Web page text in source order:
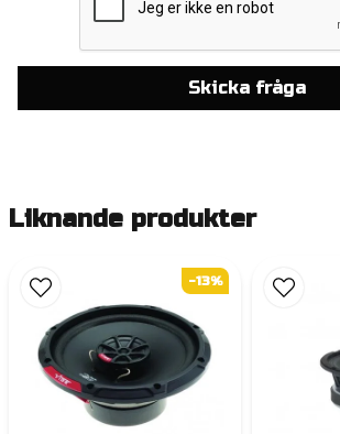
Skicka fråga
Liknande produkter
-13%